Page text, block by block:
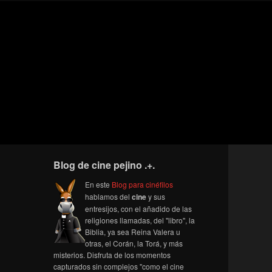
Blog de cine pejino .+.
En este Blog para cinéfilos
hablamos del ciney sus
entresijos, con el añadido de las
religiones llamadas, del "libro", la
Biblia, ya sea Reina Valera u
otras, el Corán, la Torá, y más
misterios. Disfruta de los momentos
capturados sin complejos "como el cine